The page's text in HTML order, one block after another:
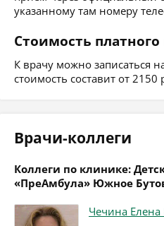
указанному там номеру
Стоимость
К врачу можно записаться
стоимость составит от 2150
Врачи-коллеги
Коллеги по клинике:
«ПреАмбула» Южное
Чечина